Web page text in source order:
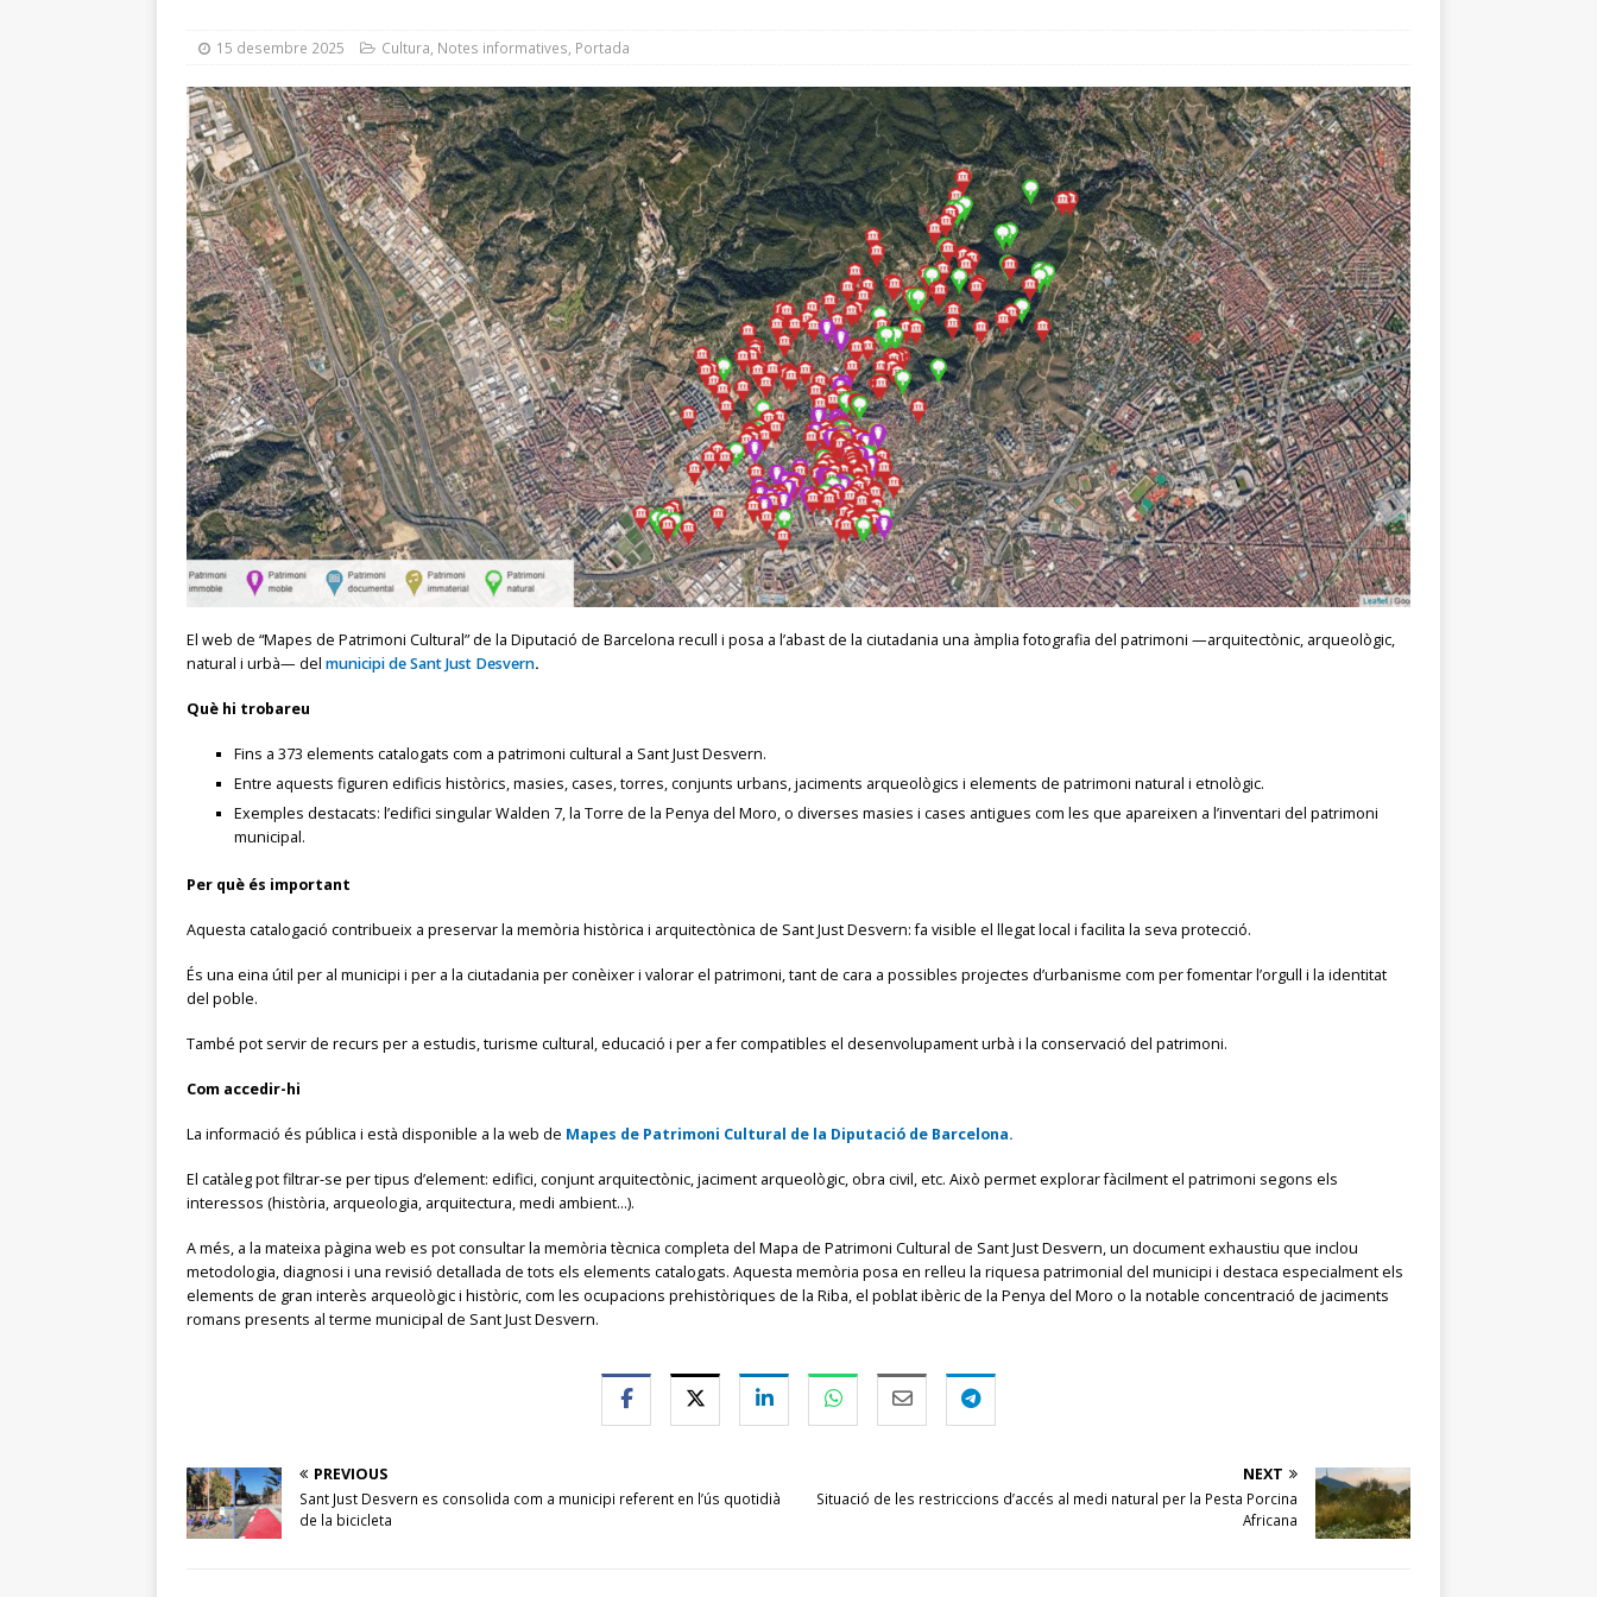
INFORMATIVES
modifica el contracte de la UIR
NOTES INFORMATIVES
[ 24 juliol 2026 ] El Ple municipal de juliol debatrà la reclamació sobre el conveni de la
carretera Reial i el reforç de la Unitat d’Intervenció Ràpida
NOTES INFORMATIVES
[ 24 juliol 2026 ] Afectacions de trànsit amb motiu de la Festa Major
MOBILITAT
[ 23 juliol 2026 ] Guarneix el teu balcó i participa en el concurs de Festa Major
ACTIVITATS
[ 23 juliol 2026 ] El nou Pla Local de Seguretat Viària avança cap a una mobilitat més segura
MOBILITAT
[ 22 juliol 2026 ] Sant Just ret homenatge al mestre Leonardo Balada amb un acte de
reconeixement i un concert
CULTURA
[ 7 agost 2026 ] Gaza, Cuba i el Líban, projectes escollits per rebre els 10.000 euros de
cooperació municipal
ACCIÓ SOCIAL
15 desembre 2025 Cultura, Notes informatives, Portada
El web de “Mapes de Patrimoni Cultural” de la Diputació de Barcelona recull i posa a l’abast de la ciutadania una àmplia fotografia del patrimoni —arquitectònic, arqueològic,
natural i urbà— del municipi de Sant Just Desvern.
Què hi trobareu
Fins a 373 elements catalogats com a patrimoni cultural a Sant Just Desvern.
Entre aquests figuren edificis històrics, masies, cases, torres, conjunts urbans, jaciments arqueològics i elements de patrimoni natural i etnològic.
Exemples destacats: l’edifici singular Walden 7, la Torre de la Penya del Moro, o diverses masies i cases antigues com les que apareixen a l’inventari del patrimoni
municipal.
Per què és important
Aquesta catalogació contribueix a preservar la memòria històrica i arquitectònica de Sant Just Desvern: fa visible el llegat local i facilita la seva protecció.
És una eina útil per al municipi i per a la ciutadania per conèixer i valorar el patrimoni, tant de cara a possibles projectes d’urbanisme com per fomentar l’orgull i la identitat
del poble.
També pot servir de recurs per a estudis, turisme cultural, educació i per a fer compatibles el desenvolupament urbà i la conservació del patrimoni.
Com accedir-hi
La informació és pública i està disponible a la web de Mapes de Patrimoni Cultural de la Diputació de Barcelona.
El catàleg pot filtrar-se per tipus d’element: edifici, conjunt arquitectònic, jaciment arqueològic, obra civil, etc. Això permet explorar fàcilment el patrimoni segons els
interessos (història, arqueologia, arquitectura, medi ambient…).
A més, a la mateixa pàgina web es pot consultar la memòria tècnica completa del Mapa de Patrimoni Cultural de Sant Just Desvern, un document exhaustiu que inclou
metodologia, diagnosi i una revisió detallada de tots els elements catalogats. Aquesta memòria posa en relleu la riquesa patrimonial del municipi i destaca especialment els
elements de gran interès arqueològic i històric, com les ocupacions prehistòriques de la Riba, el poblat ibèric de la Penya del Moro o la notable concentració de jaciments
romans presents al terme municipal de Sant Just Desvern.
PREVIOUS
Sant Just Desvern es consolida com a municipi referent en l’ús quotidià
de la bicicleta
NEXT
Situació de les restriccions d’accés al medi natural per la Pesta Porcina
Africana